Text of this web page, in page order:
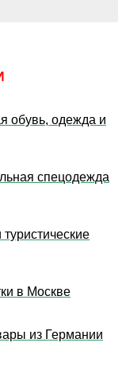
обувь, одежда и
спецодежда
в Москве
из Германии